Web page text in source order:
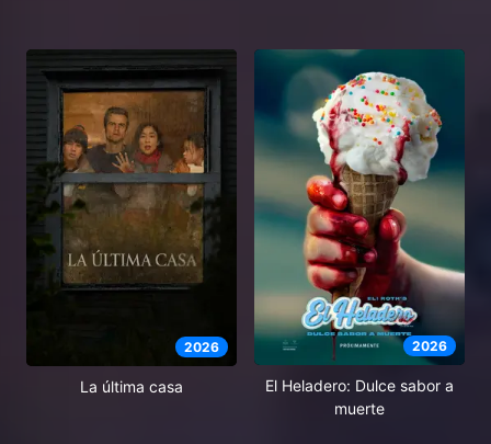
2026
La última casa
2026
El Heladero: Dulce sabor a
muerte